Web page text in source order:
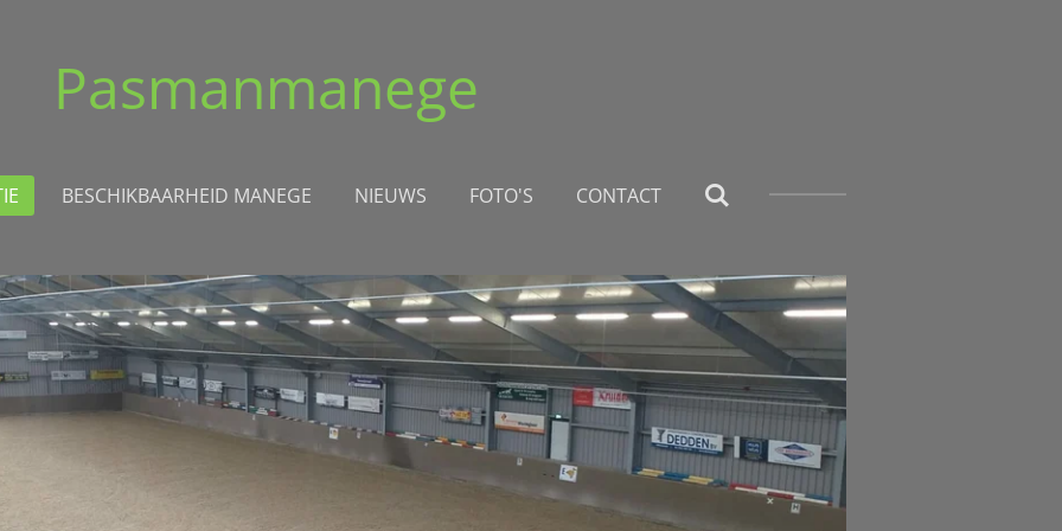
Pasmanmanege
BESCHIKBAARHEID MANEGE NIEUWS FOTO'S CONTACT